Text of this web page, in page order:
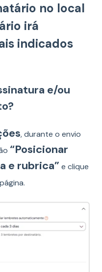
no local
irá
indicados
e/ou
, durante o envio
“Posicionar
e rubrica” e clique